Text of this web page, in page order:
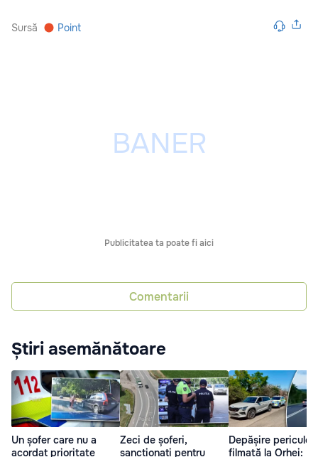
Sursă Point
Publicitatea ta poate fi aici
Comentarii
Știri asemănătoare
Un șofer care nu a
acordat prioritate
Zeci de șoferi,
sancționați pentru
Depășire
filmată la Orhei: